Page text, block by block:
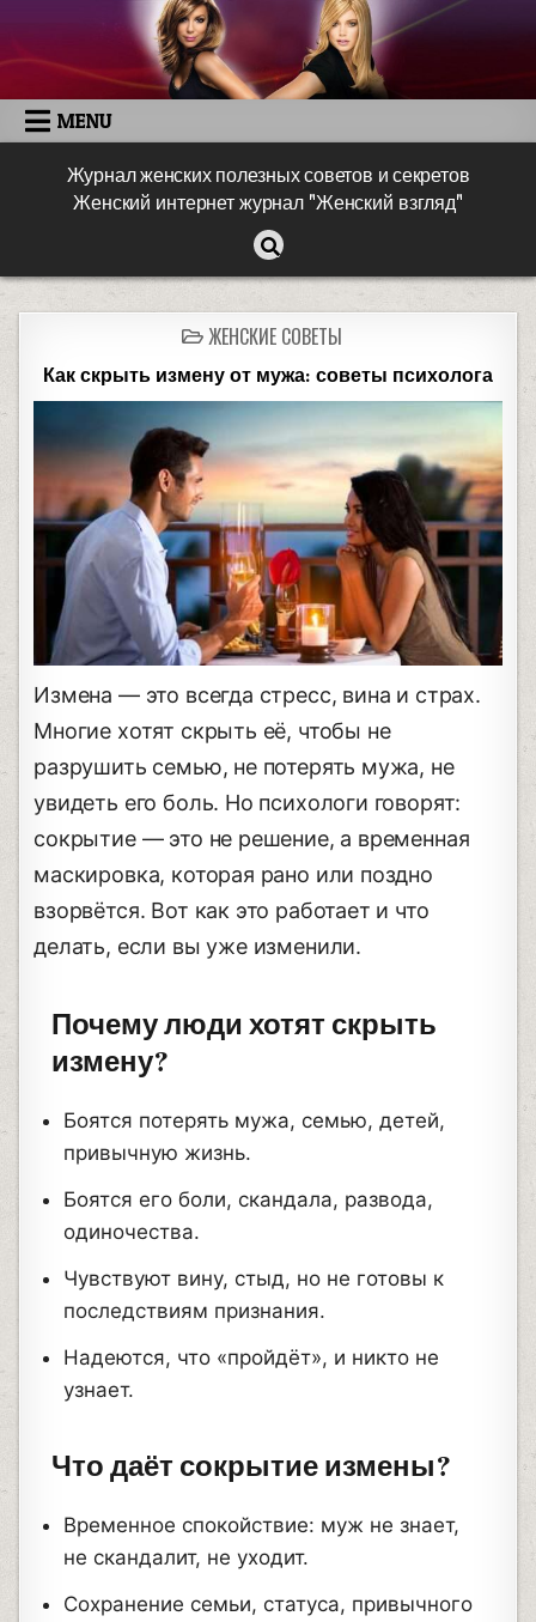
MENU
Журнал женских полезных советов и секретов
Женский интернет журнал "Женский взгляд"
ЖЕНСКИЕ СОВЕТЫ
Как скрыть измену от мужа: советы психолога
Измена — это всегда стресс, вина и страх.
Многие хотят скрыть её, чтобы не
разрушить семью, не потерять мужа, не
увидеть его боль. Но психологи говорят:
сокрытие — это не решение, а временная
маскировка, которая рано или поздно
взорвётся. Вот как это работает и что
делать, если вы уже изменили.
Почему люди хотят скрыть
измену?
Боятся потерять мужа, семью, детей,
привычную жизнь.
Боятся его боли, скандала, развода,
одиночества.
Чувствуют вину, стыд, но не готовы к
последствиям признания.
Надеются, что «пройдёт», и никто не
узнает.
Что даёт сокрытие измены?
Временное спокойствие: муж не знает,
не скандалит, не уходит.
Сохранение семьи, статуса, привычного